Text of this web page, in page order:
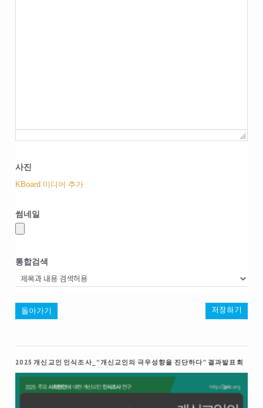
사진
KBoard 미디어 추가
썸네일
통합검색
돌아가기 저장하기
2025 개신교인 인식조사_“개신교인의 극우성향을 진단하다” 결과발표회